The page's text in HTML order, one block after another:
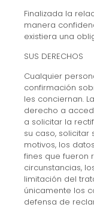
Finalizada la
manera
existiera una
SUS DERECHOS
Cualquier
confirmación
les conciernan.
derecho a
a solicitar la
su caso, solicitar
motivos, los
fines que fueron
circunstancias,
limitación del
únicamente los
defensa de